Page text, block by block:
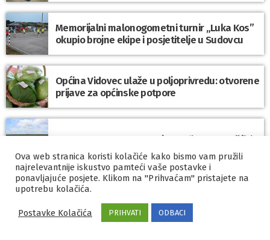
Memorijalni malonogometni turnir „Luka Kos”
okupio brojne ekipe i posjetitelje u Sudovcu
Općina Vidovec ulaže u poljoprivredu: otvorene
prijave za općinske potpore
Sve spremno za otvorenje stadiona u Hrašćici!
Prva dionica brze ceste Varaždin – Krapina
Ova web stranica koristi kolačiće kako bismo vam pružili
najrelevantnije iskustvo pamteći vaše postavke i
ponavljajuće posjete. Klikom na "Prihvaćam" pristajete na
upotrebu kolačića.
Postavke Kolačića PRIHVATI ODBACI